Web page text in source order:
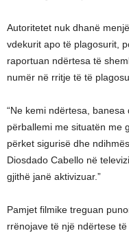
Autoritetet nuk dhanë
vdekurit apo të plagosurit,
raportuan ndërtesa të
numër në rritje të të
“Ne kemi ndërtesa,
përballemi me situatën me
përket sigurisë dhe
Diosdado Cabello në
gjithë janë aktivizuar.”
Pamjet filmike treguan
rrënojave të një ndërtese